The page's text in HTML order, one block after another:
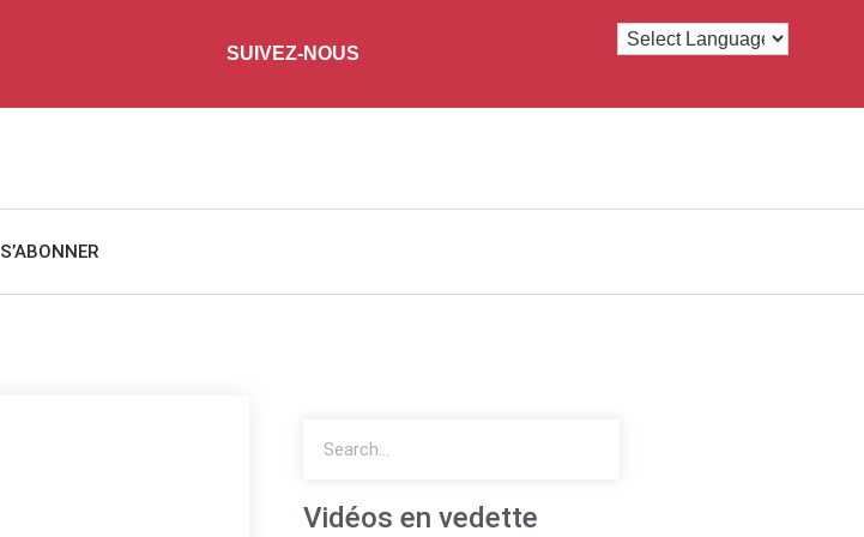
SUIVEZ-NOUS
S’ABONNER
Vidéos en vedette